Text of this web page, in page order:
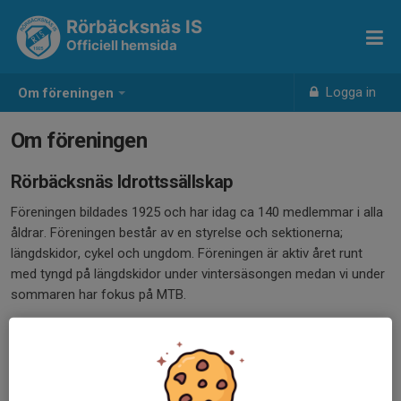
Om föreningen Logga in
Rörbäcksnäs IS
Officiell hemsida
Om föreningen
Rörbäcksnäs Idrottssällskap
Föreningen bildades 1925 och har idag ca 140 medlemmar i alla
åldrar. Föreningen består av en styrelse och sektionerna;
längdskidor, cykel och ungdom. Föreningen är aktiv året runt
med tyngd på längdskidor under vintersäsongen medan vi under
sommaren har fokus på MTB.
är riktad till barn och ungdomar mellan 6-15 år. Här får man
prova olika idrotter. Syftet är att alla medlemmar ska få prova på
så många olika sporter som möjligt på ett enkelt och roligt sätt.